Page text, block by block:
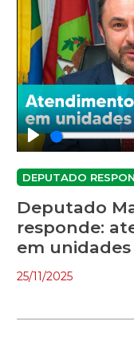
Play
DEPUTADO
Deputado
responde:
em
25/11/2025